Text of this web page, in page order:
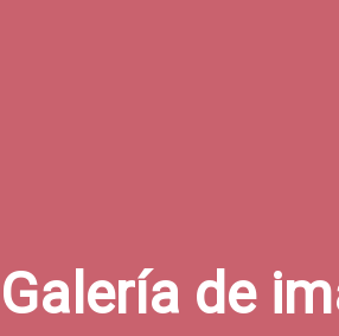
Galería de